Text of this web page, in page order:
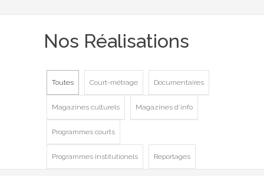
Nos Réalisations
Toutes Court-métrage Documentaires
Magazines culturels Magazines d'info
Programmes courts
Programmes institutionels Reportages